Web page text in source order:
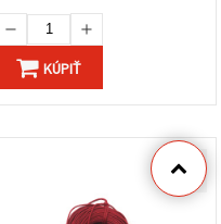
KÚPIŤ